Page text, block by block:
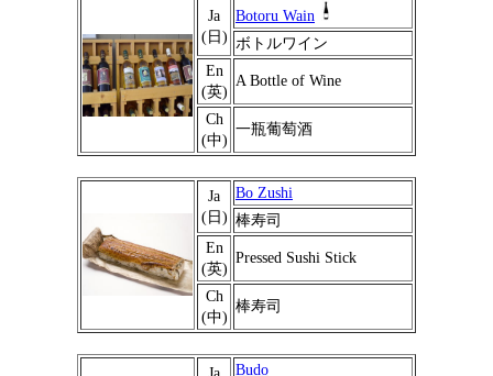
Ja
(日)
Botoru Wain
ボトルワイン
En
(英)
A Bottle of Wine
Ch
(中)
一瓶葡萄酒
Ja
(日)
Bo Zushi
棒寿司
En
(英)
Pressed Sushi Stick
Ch
(中)
棒寿司
Budo